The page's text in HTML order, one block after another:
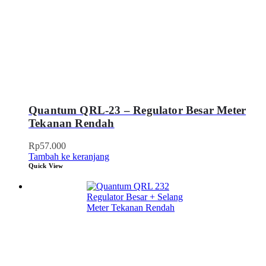
Quantum QRL-23 – Regulator Besar Meter
Tekanan Rendah
Rp57.000
Tambah ke keranjang
Quick View